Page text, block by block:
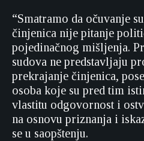
“Smatramo da očuvanje
činjenica nije pitanje
pojedinačnog mišljenja.
sudova ne predstavljaju
prekrajanje činjenica,
osoba koje su pred tim
vlastitu odgovornost i
na osnovu priznanja i
se u saopštenju.